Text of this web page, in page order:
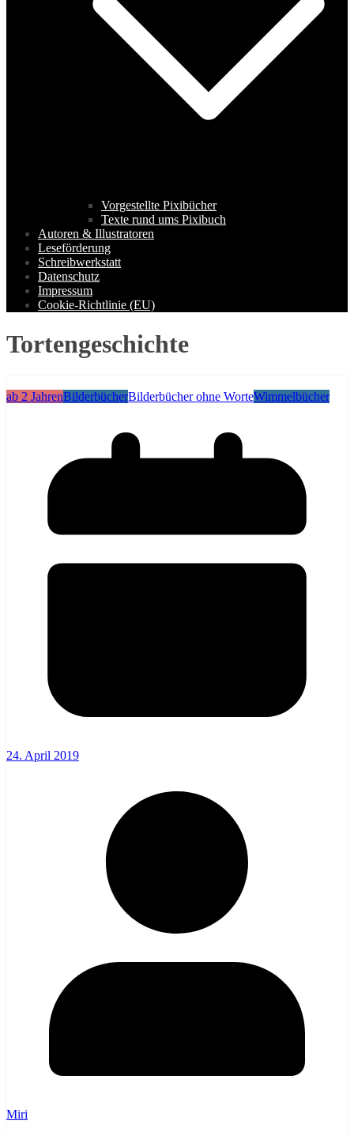
Vorgestellte Pixibücher
Texte rund ums Pixibuch
Autoren & Illustratoren
Leseförderung
Schreibwerkstatt
Datenschutz
Impressum
Cookie-Richtlinie (EU)
Tortengeschichte
ab 2 JahrenBilderbücherBilderbücher ohne WorteWimmelbücher
24. April 2019
Miri